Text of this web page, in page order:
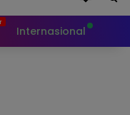
Internasional